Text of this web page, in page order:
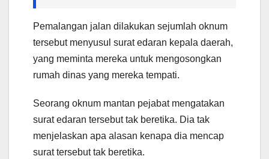
Pemalangan jalan dilakukan sejumlah oknum
tersebut menyusul surat edaran kepala daerah,
yang meminta mereka untuk mengosongkan
rumah dinas yang mereka tempati.
Seorang oknum mantan pejabat mengatakan
surat edaran tersebut tak beretika. Dia tak
menjelaskan apa alasan kenapa dia mencap
surat tersebut tak beretika.